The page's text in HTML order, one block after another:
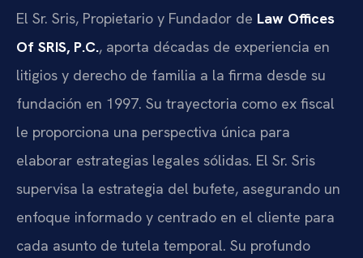
El Sr. Sris, Propietario y Fundador de Law Offices
Of SRIS, P.C., aporta décadas de experiencia en
litigios y derecho de familia a la firma desde su
fundación en 1997. Su trayectoria como ex fiscal
le proporciona una perspectiva única para
elaborar estrategias legales sólidas. El Sr. Sris
supervisa la estrategia del bufete, asegurando un
enfoque informado y centrado en el cliente para
cada asunto de tutela temporal. Su profundo